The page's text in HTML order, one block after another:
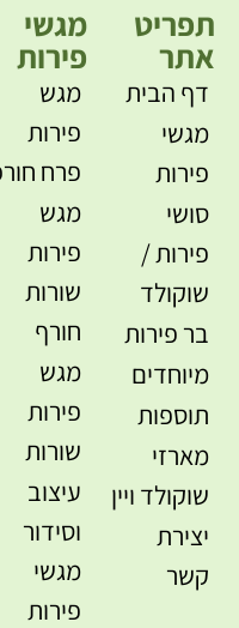
תפריט
אתר
דף הבית
מגשי
פירות
סושי
פירות /
שוקולד
בר פירות
מיוחדים
תוספות
מארזי
שוקולד ויין
יצירת
קשר
מגשי
פירות
מגש
פירות
פרח חורפי
מגש
פירות
שורות
חורף
מגש
פירות
שורות
עיצוב
וסידור
מגשי
פירות